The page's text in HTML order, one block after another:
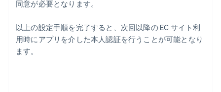
同意が必要となります。
以上の設定手順を完了すると、次回以降の EC サイト利
用時にアプリを介した本人認証を行うことが可能となり
ます。